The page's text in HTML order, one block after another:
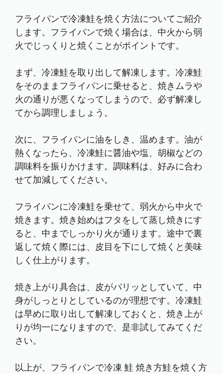
フライパンで冷凍鮭を焼く方法についてご紹介
します。フライパンで焼く場合は、中火から弱
火でじっくりと焼くことがポイントです。
まず、冷凍鮭を取り出して解凍します。冷凍鮭
をそのままフライパンに乗せると、焼きムラや
火の通りが悪くなってしまうので、必ず解凍し
てから調理しましょう。
次に、フライパンに油をしき、温めます。油が
熱くなったら、冷凍鮭に醤油や塩、胡椒などの
調味料を振りかけます。調味料は、好みに合わ
せて加減してください。
フライパンに冷凍鮭を乗せて、弱火から中火で
焼きます。焼き始めはフタをして蒸し焼きにす
ると、中までしっかり火が通ります。途中で裏
返して焼く際には、皮目を下にして焼くと美味
しく仕上がります。
焼き上がり具合は、皮がパリッとしていて、中
身がしっとりとしているのが理想です。冷凍鮭
は早めに取り出して解凍しておくと、焼き上が
りが均一になりますので、是非試してみてくだ
さい。
以上が、フライパンで冷凍 鮭 焼き方鮭を焼く方